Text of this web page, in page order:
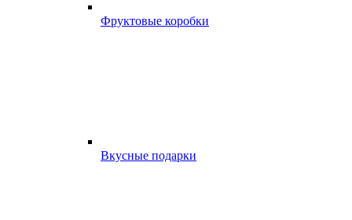
Фруктовые коробки
Вкусные подарки